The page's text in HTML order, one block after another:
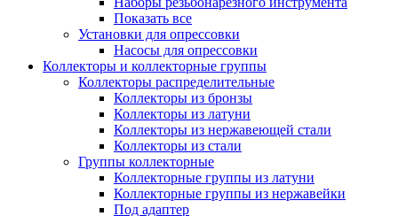
Показать все
Установки для опрессовки
Насосы для опрессовки
Коллекторы и коллекторные группы
Коллекторы распределительные
Коллекторы из бронзы
Коллекторы из латуни
Коллекторы из нержавеющей стали
Коллекторы из стали
Группы коллекторные
Коллекторные группы из латуни
Коллекторные группы из нержавейки
Под адаптер